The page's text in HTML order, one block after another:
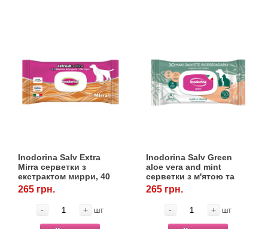
Inodorina Salv Extra
Mirra серветки з
екстрактом мирри, 40
шт.
265 грн.
- + шт
Inodorina Salv Green
aloe vera and mint
серветки з м'ятою та
алое віра, 30 шт.
265 грн.
- + шт
Архів / Знято з виробництва